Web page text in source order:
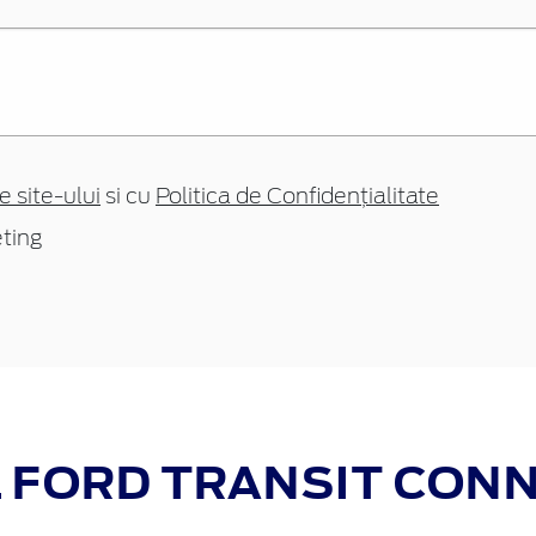
site-ului si cu Politica de Confidențialitate
TRANSIT